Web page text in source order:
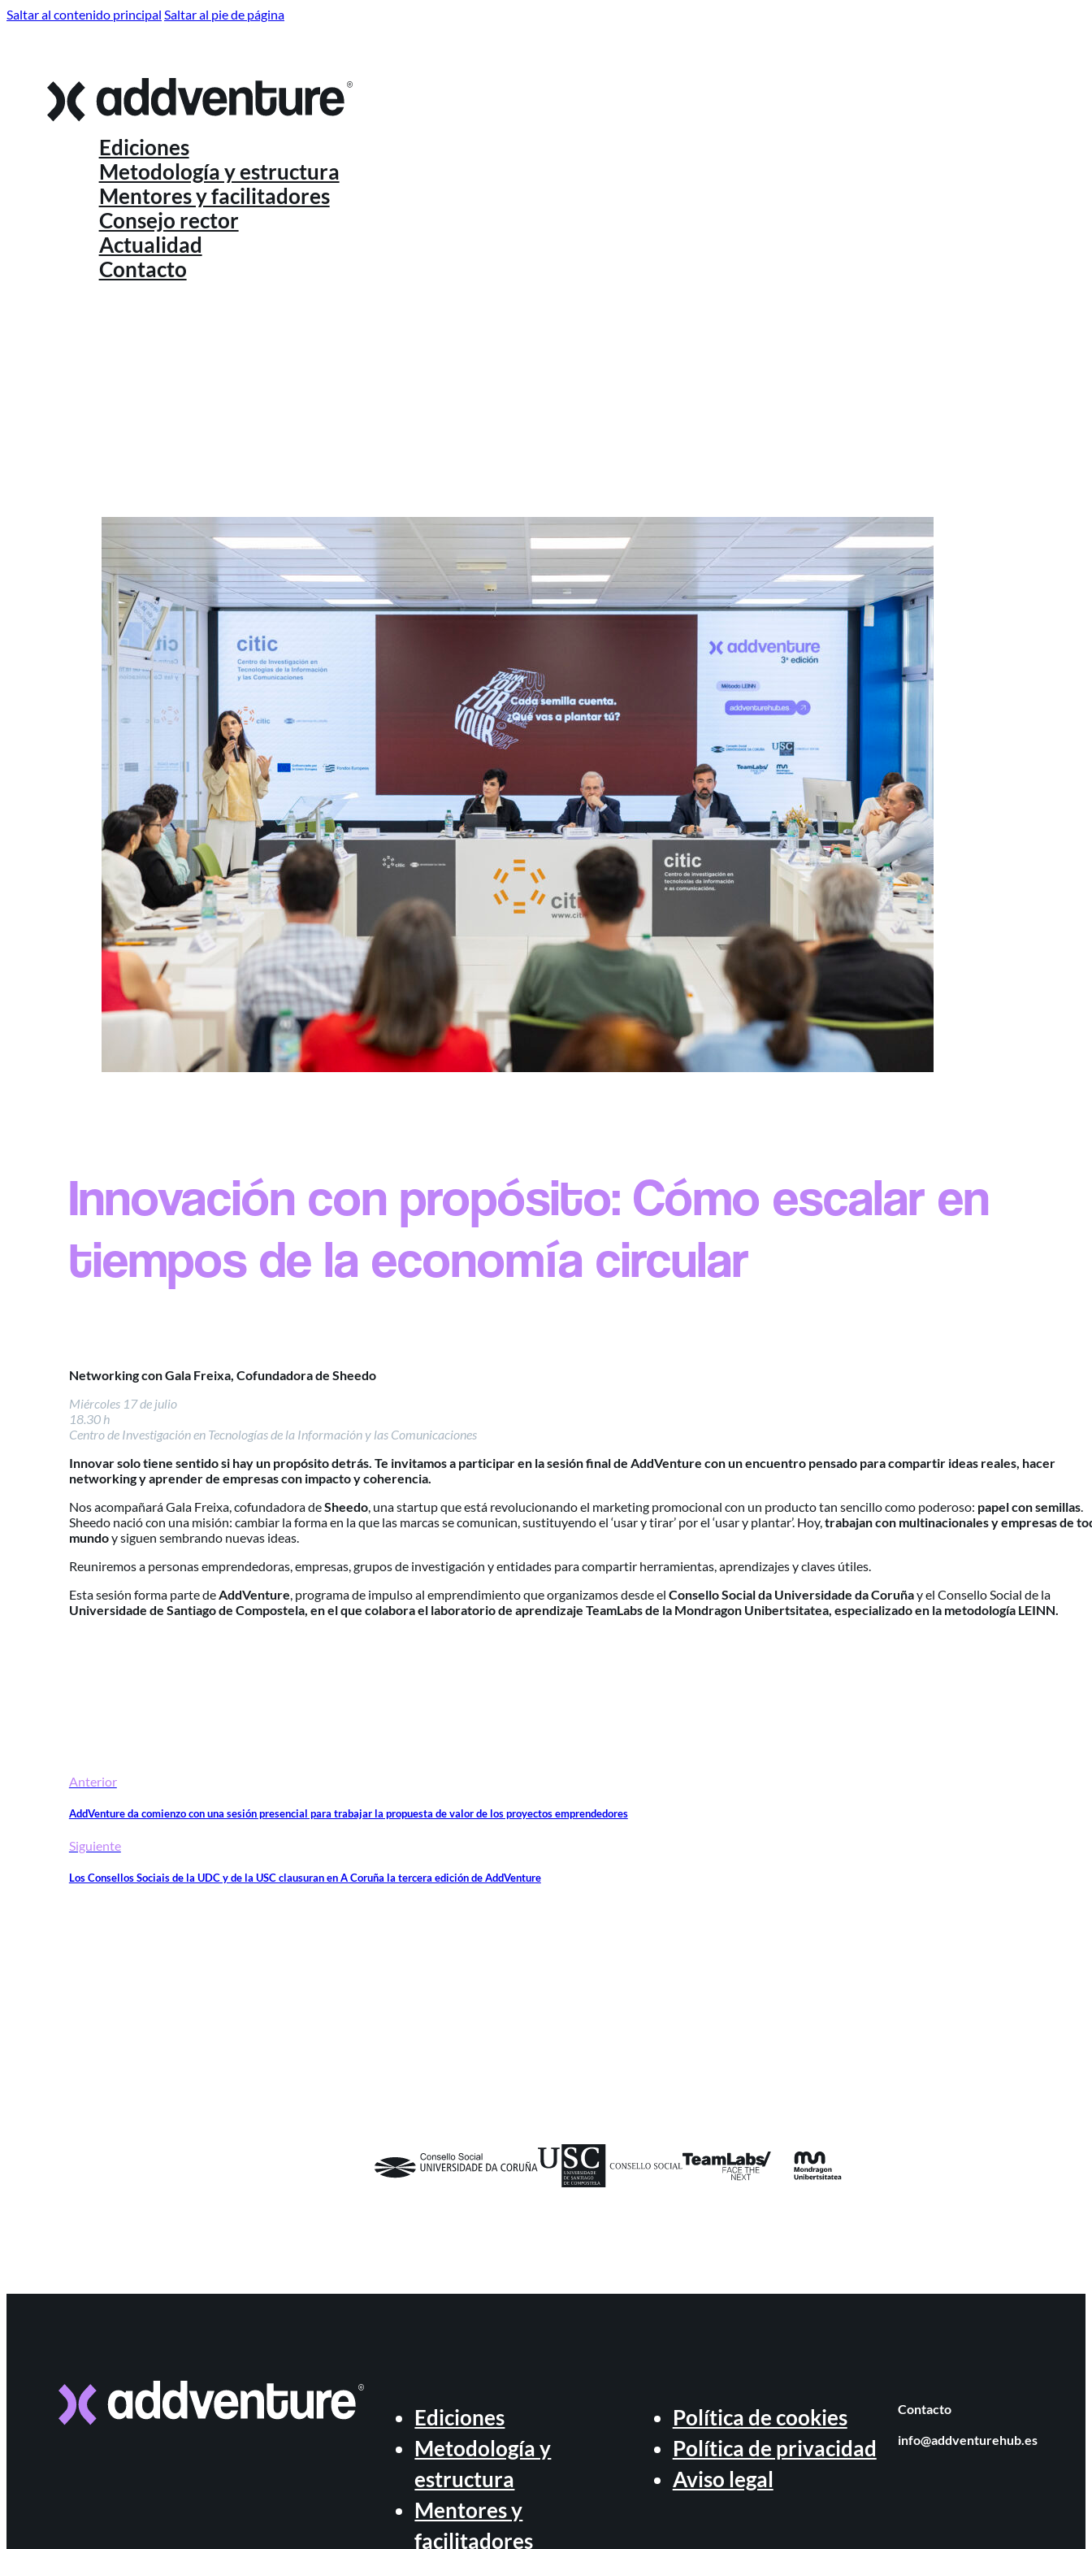
Saltar al contenido principal Saltar al pie de página
Ediciones
Metodología y estructura
Mentores y facilitadores
Consejo rector
Actualidad
Contacto
Innovación con propósito: Cómo escalar en
tiempos de la economía circular
Networking con Gala Freixa, Cofundadora de Sheedo
Miércoles 17 de julio
18.30 h
Centro de Investigación en Tecnologías de la Información y las Comunicaciones
Innovar solo tiene sentido si hay un propósito detrás. Te invitamos a participar en la sesión final de AddVenture con un encuentro pensado para compartir ideas reales, hacer
networking y aprender de empresas con impacto y coherencia.
Nos acompañará Gala Freixa, cofundadora deSheedo, una startup que está revolucionando el marketing promocional con un producto tan sencillo como poderoso: papel con semillas.
Sheedo nació con una misión: cambiar la forma en la que las marcas se comunican, sustituyendo el ‘usar y tirar’ por el ‘usar y plantar’. Hoy, trabajan con multinacionales y empresas de
mundoy siguen sembrando nuevas ideas.
Reuniremos a personas emprendedoras, empresas, grupos de investigación y entidades para compartir herramientas, aprendizajes y claves útiles.
Esta sesión forma parte de AddVenture , programa de impulso al emprendimiento que organizamos desde el Consello Social da Universidade da Coruñay el Consello Social de la
Universidade de Santiago de Compostela, en el que colabora el laboratorio de aprendizaje TeamLabs de la Mondragon Unibertsitatea, especializado en la metodología LEINN.
Anterior
AddVenture da comienzo con una sesión presencial para trabajar la propuesta de valor de los proyectos emprendedores
Siguiente
Los Consellos Sociais de la UDC y de la USC clausuran en A Coruña la tercera edición de AddVenture
Ediciones
Metodología y
estructura
Mentores y
facilitadores
Política de cookies
Política de privacidad
Aviso legal
Contacto
info@addventurehub.es